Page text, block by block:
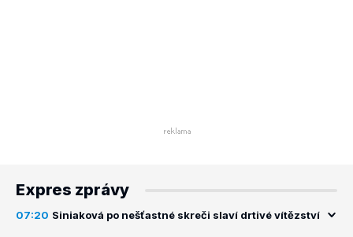
Expres zprávy
07:20 Siniaková po nešťastné skreči slaví drtivé vítězství